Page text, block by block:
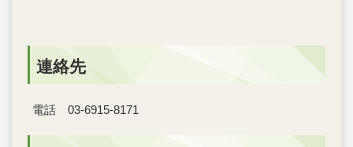
連絡先
電話 03-6915-8171